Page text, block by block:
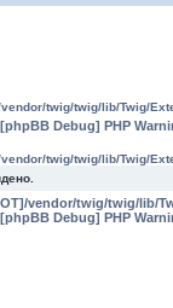
vendor/twig/twig/lib/Twig/
[phpBB Debug] PHP
vendor/twig/twig/lib/Twig/
vendor/twig/twig/lib/
[phpBB Debug] PHP